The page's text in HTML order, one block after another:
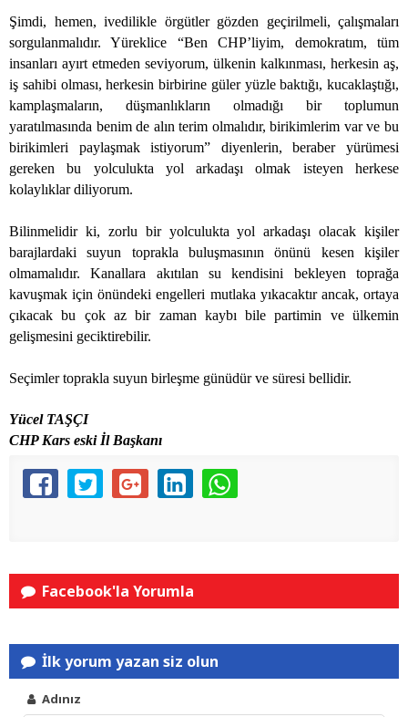
Şimdi, hemen, ivedilikle örgütler gözden geçirilmeli, çalışmaları
sorgulanmalıdır. Yüreklice “Ben CHP’liyim, demokratım, tüm
insanları ayırt etmeden seviyorum, ülkenin kalkınması, herkesin aş,
iş sahibi olması, herkesin birbirine güler yüzle baktığı, kucaklaştığı,
kamplaşmaların, düşmanlıkların olmadığı bir toplumun
yaratılmasında benim de alın terim olmalıdır, birikimlerim var ve bu
birikimleri paylaşmak istiyorum” diyenlerin, beraber yürümesi
gereken bu yolculukta yol arkadaşı olmak isteyen herkese
kolaylıklar diliyorum.
Bilinmelidir ki, zorlu bir yolculukta yol arkadaşı olacak kişiler
barajlardaki suyun toprakla buluşmasının önünü kesen kişiler
olmamalıdır. Kanallara akıtılan su kendisini bekleyen toprağa
kavuşmak için önündeki engelleri mutlaka yıkacaktır ancak, ortaya
çıkacak bu çok az bir zaman kaybı bile partimin ve ülkemin
gelişmesini geciktirebilir.
Seçimler toprakla suyun birleşme günüdür ve süresi bellidir.
Yücel TAŞÇI
CHP Kars eski İl Başkanı
Facebook'la Yorumla
İlk yorum yazan siz olun
Adınız